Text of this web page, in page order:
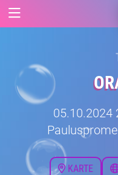
05.10.2024
KARTE